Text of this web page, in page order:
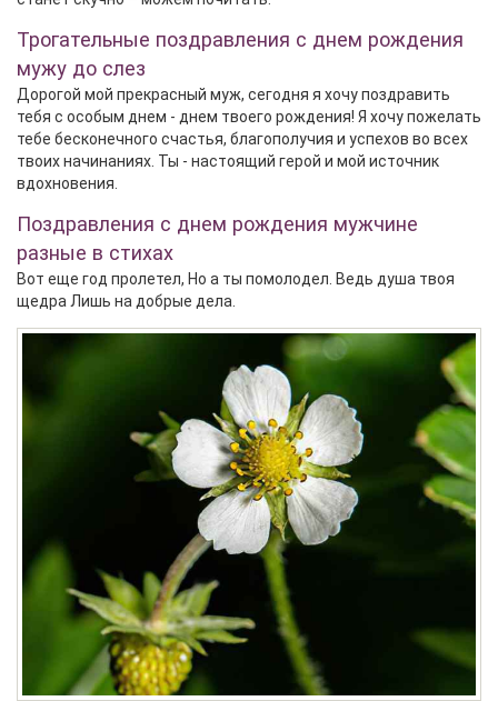
Трогательные поздравления с днем рождения
мужу до слез
Дорогой мой прекрасный муж, сегодня я хочу поздравить
тебя с особым днем - днем твоего рождения! Я хочу пожелать
тебе бесконечного счастья, благополучия и успехов во всех
твоих начинаниях. Ты - настоящий герой и мой источник
вдохновения.
Поздравления с днем рождения мужчине
разные в стихах
Вот еще год пролетел, Но а ты помолодел. Ведь душа твоя
щедра Лишь на добрые дела.